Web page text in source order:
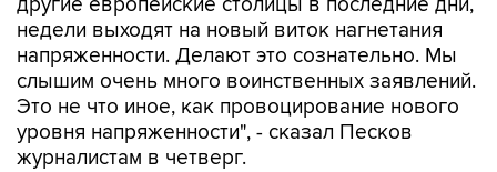
недели выходят на новый виток нагнетания
напряженности. Делают это сознательно. Мы
слышим очень много воинственных заявлений.
Это не что иное, как провоцирование нового
уровня напряженности", - сказал Песков
журналистам в четверг.